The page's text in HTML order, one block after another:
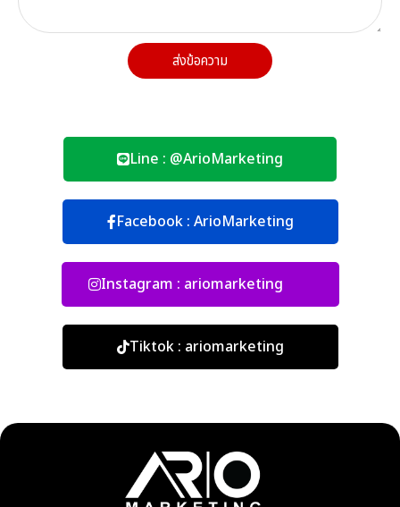
ส่งข้อความ
Line : @ArioMarketing
Facebook : ArioMarketing
Instagram : ariomarketing
Tiktok : ariomarketing